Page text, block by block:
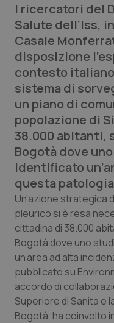
Lettere al direttore
Edizioni Regionali
QS Pro
Professionisti
Abruzzo
Basilicata
Calabria
Campania
Emilia-Romagna
Friuli Venezia
QS Pro Gold
Artrite & artrosi
Asma & BPCO
Car-T
Colesterolo &
Dermatite
QS Club Newsletter
I ricercatori del
Salute dell’Iss,
Casale
disposizione
contesto
sistema di
un piano di
popolazione di
38.000 abitanti,
Bogotà dove
identificato
questa
Un’azione strategica
pleurico si è resa
cittadina di 38.000
Bogotà dove uno
un’area ad alta
pubblicato su
accordo di
Superiore di Sanità e
Bogotà, ha coinvolto